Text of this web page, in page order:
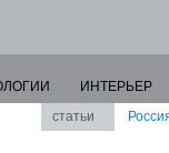
ИНТЕРЬЕР
статьи